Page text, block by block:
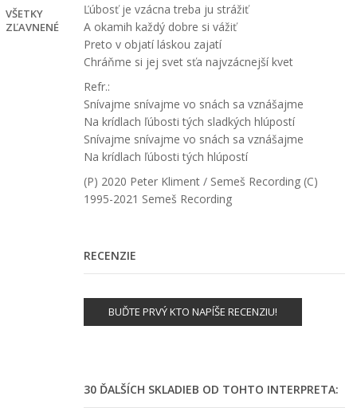
VŠETKY
ZĽAVNENÉ
Ľúbosť je vzácna treba ju strážiť
A okamih každý dobre si vážiť
Preto v objatí láskou zajatí
Chráňme si jej svet sťa najvzácnejší kvet
Refr.:
Snívajme snívajme vo snách sa vznášajme
Na krídlach ľúbosti tých sladkých hlúpostí
Snívajme snívajme vo snách sa vznášajme
Na krídlach ľúbosti tých hlúpostí
(P) 2020 Peter Kliment / Semeš Recording (C)
1995-2021 Semeš Recording
RECENZIE
BUĎTE PRVÝ KTO NAPÍŠE RECENZIU!
30 ĎALŠÍCH SKLADIEB OD TOHTO INTERPRETA: